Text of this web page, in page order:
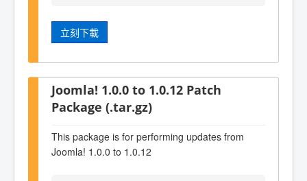
立刻下載
Joomla! 1.0.0 to 1.0.12 Patch
Package (.tar.gz)
This package is for performing updates from
Joomla! 1.0.0 to 1.0.12